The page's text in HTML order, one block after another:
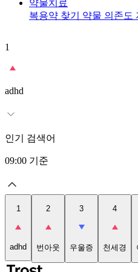
약물치료
복용약 찾기 약물 의존도
1
adhd
인기 검색어
09:00 기준
1
adhd
2
번아웃
3
우울증
4
천세경